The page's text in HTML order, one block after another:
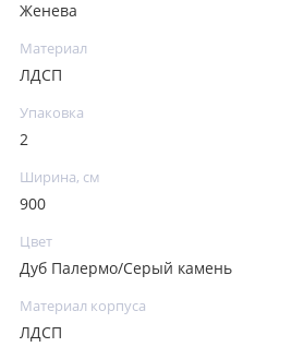
Женева
Материал
ЛДСП
Упаковка
2
Ширина, см
900
Цвет
Дуб Палермо/Серый камень
Материал корпуса
ЛДСП